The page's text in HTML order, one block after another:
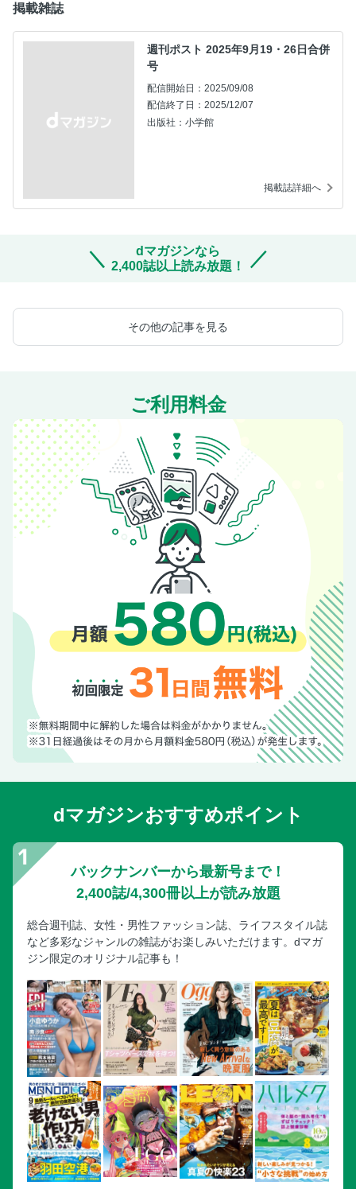
掲載雑誌
週刊ポスト 2025年9月19・26日合併
号
配信開始日：2025/09/08
配信終了日：2025/12/07
出版社：小学館
掲載誌詳細へ
dマガジンなら
2,400誌以上読み放題！
その他の記事を見る
ご利用料金
dマガジンおすすめポイント
バックナンバーから最新号まで！
2,400誌/4,300冊以上が読み放題
総合週刊誌、女性・男性ファッション誌、ライフスタイル誌
など多彩なジャンルの雑誌がお楽しみいただけます。dマガ
ジン限定のオリジナル記事も！